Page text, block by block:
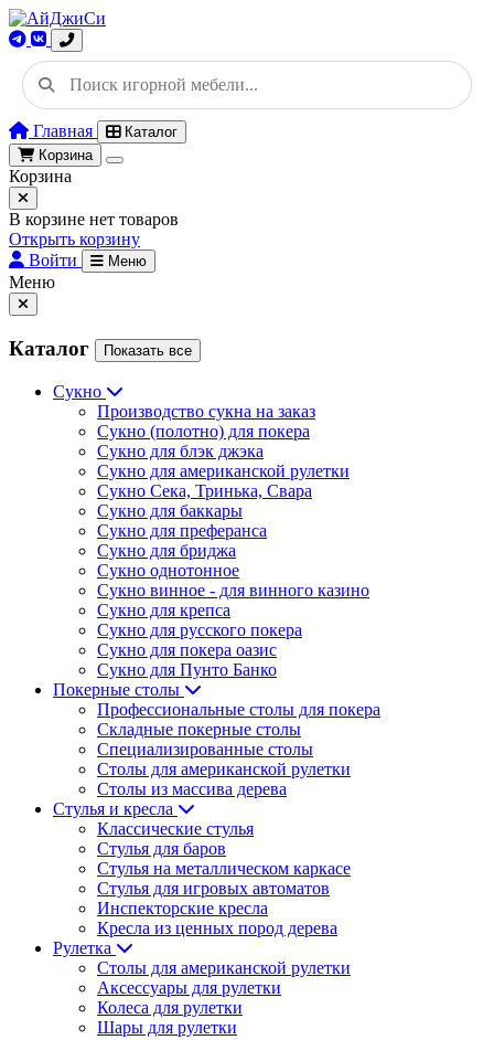
Главная
Каталог
Корзина
Корзина
В корзине нет товаров
Открыть корзину
Войти
Меню
Меню
Каталог Показать все
Сукно
Производство сукна на заказ
Сукно (полотно) для покера
Сукно для блэк джэка
Сукно для американской рулетки
Сукно Сека, Тринька, Свара
Сукно для баккары
Сукно для преферанса
Сукно для бриджа
Сукно однотонное
Сукно винное - для винного казино
Сукно для крепса
Сукно для русского покера
Сукно для покера оазис
Сукно для Пунто Банко
Покерные столы
Профессиональные столы для покера
Складные покерные столы
Специализированные столы
Столы для американской рулетки
Столы из массива дерева
Стулья и кресла
Классические стулья
Стулья для баров
Стулья на металлическом каркасе
Стулья для игровых автоматов
Инспекторские кресла
Кресла из ценных пород дерева
Рулетка
Столы для американской рулетки
Аксессуары для рулетки
Колеса для рулетки
Шары для рулетки